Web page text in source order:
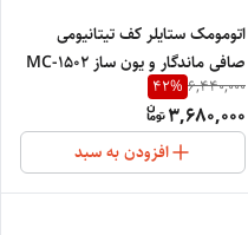
اتومومک ستایلر کف تیتانیومی
صافی ماندگار و یون ساز MC-1502
6,440,000
42%
3,680,000
افزودن به سبد